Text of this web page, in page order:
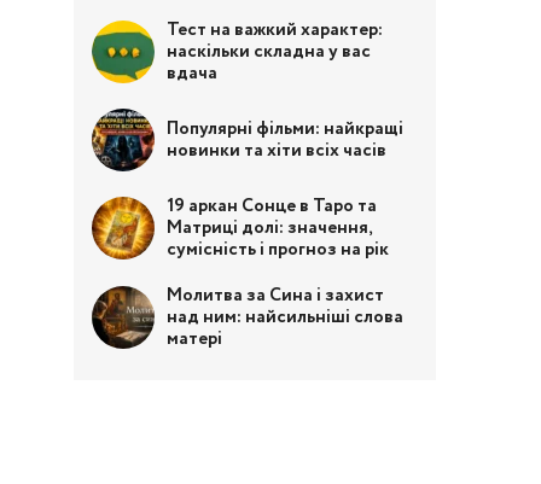
Тест на важкий характер:
наскільки складна у вас
вдача
Популярні фільми: найкращі
новинки та хіти всіх часів
19 аркан Сонце в Таро та
Матриці долі: значення,
сумісність і прогноз на рік
Молитва за Сина і захист
над ним: найсильніші слова
матері